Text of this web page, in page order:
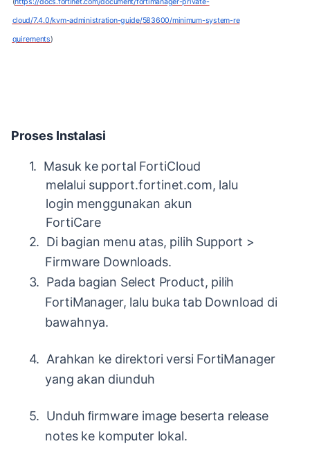
(https://docs.fortinet.com/document/fortimanager-private-
cloud/7.4.0/kvm-administration-guide/583600/minimum-system-re
quirements)
Proses Instalasi
1. Masuk ke portal FortiCloud
melalui support.fortinet.com, lalu
login menggunakan akun
FortiCare
2. Di bagian menu atas, pilih Support >
Firmware Downloads.
3. Pada bagian Select Product, pilih
FortiManager, lalu buka tab Download di
bawahnya.
4. Arahkan ke direktori versi FortiManager
yang akan diunduh
5. Unduh ﬁrmware image beserta release
notes ke komputer lokal.